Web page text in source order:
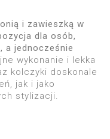
i zawieszką w
dla osób,
a jednocześnie
wykonanie i lekka
kolczyki doskonale
jak i jako
stylizacji.